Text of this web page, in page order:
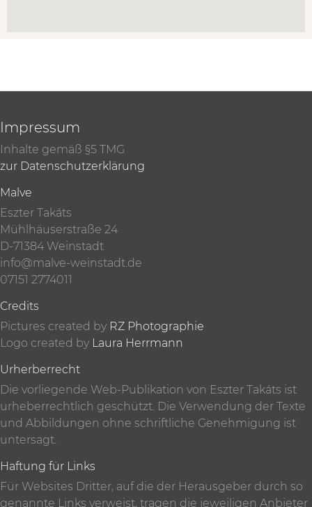
Impressum
Inhalte gemäß §5 TMG
zur Datenschutzerklärung
Malve
Eszter Takáts
Mühlhäuserstraße 24
D-71384 Weinstadt
info@malve-weinstadt.de
07151 2774011
Credits
Pictures created by RZ Photographie
Logo created by Laura Herrmann
Urherberrecht
Die vorliegende Web-Publikation von Eszter Takáts ist
urheberrechtlich geschützt. Die Verwendung der Texte
und Abbildungen ohne schriftliche Genehmigung ist
untersagt.
Haftung für Links
Für Websites Dritter, auf die der Herausgeber durch so
genannte Links verweist, tragen die jeweiligen Anbieter